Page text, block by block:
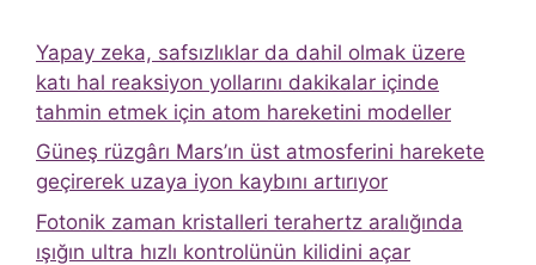
Yapay zeka, safsızlıklar da dahil olmak üzere
katı hal reaksiyon yollarını dakikalar içinde
tahmin etmek için atom hareketini modeller
Güneş rüzgârı Mars’ın üst atmosferini harekete
geçirerek uzaya iyon kaybını artırıyor
Fotonik zaman kristalleri terahertz aralığında
ışığın ultra hızlı kontrolünün kilidini açar